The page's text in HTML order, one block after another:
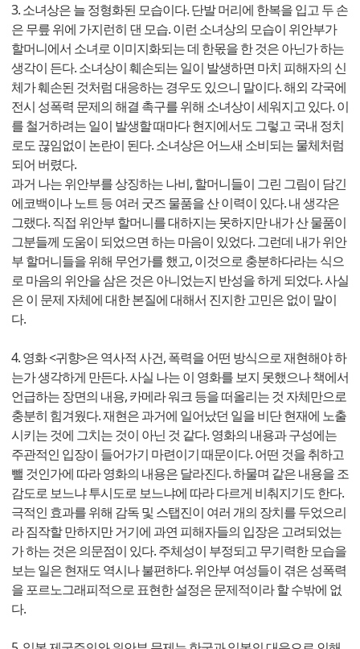
3. 소녀상은 늘 정형화된 모습이다. 단발 머리에 한복을 입고 두 손
은 무릎 위에 가지런히 댄 모습. 이런 소녀상의 모습이 위안부가
할머니에서 소녀로 이미지화되는 데 한몫을 한 것은 아닌가 하는
생각이 든다. 소녀상이 훼손되는 일이 발생하면 마치 피해자의 신
체가 훼손된 것처럼 대응하는 경우도 있으니 말이다. 해외 각국에
전시 성폭력 문제의 해결 촉구를 위해 소녀상이 세워지고 있다. 이
를 철거하려는 일이 발생할 때마다 현지에서도 그렇고 국내 정치
로도 끊임없이 논란이 된다. 소녀상은 어느새 소비되는 물체처럼
되어 버렸다.
과거 나는 위안부를 상징하는 나비, 할머니들이 그린 그림이 담긴
에코백이나 노트 등 여러 굿즈 물품을 산 이력이 있다. 내 생각은
그랬다. 직접 위안부 할머니를 대하지는 못하지만 내가 산 물품이
그분들께 도움이 되었으면 하는 마음이 있었다. 그런데 내가 위안
부 할머니들을 위해 무언가를 했고, 이것으로 충분하다라는 식으
로 마음의 위안을 삼은 것은 아니었는지 반성을 하게 되었다. 사실
은 이 문제 자체에 대한 본질에 대해서 진지한 고민은 없이 말이
다.
4. 영화 <귀향>은 역사적 사건, 폭력을 어떤 방식으로 재현해야 하
는가 생각하게 만든다. 사실 나는 이 영화를 보지 못했으나 책에서
언급하는 장면의 내용, 카메라 워크 등을 떠올리는 것 자체만으로
충분히 힘겨웠다. 재현은 과거에 일어났던 일을 비단 현재에 노출
시키는 것에 그치는 것이 아닌 것 같다. 영화의 내용과 구성에는
주관적인 입장이 들어가기 마련이기 때문이다. 어떤 것을 취하고
뺄 것인가에 따라 영화의 내용은 달라진다. 하물며 같은 내용을 조
감도로 보느냐 투시도로 보느냐에 따라 다르게 비춰지기도 한다.
극적인 효과를 위해 감독 및 스탭진이 여러 개의 장치를 두었으리
라 짐작할 만하지만 거기에 과연 피해자들의 입장은 고려되었는
가 하는 것은 의문점이 있다. 주체성이 부정되고 무기력한 모습을
보는 일은 현재도 역시나 불편하다. 위안부 여성들이 겪은 성폭력
을 포르노그래피적으로 표현한 설정은 문제적이라 할 수밖에 없
다.